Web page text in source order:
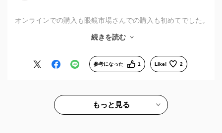
オンラインでの購入も眼鏡市場さんでの購入も初めてでした。
レンズの種類が選べるのが良いですね。
ナスです。
続きを読む
参考になった 1 Like! 2
もっと見る